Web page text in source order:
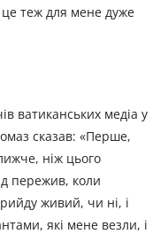
це теж для мене дуже
ватиканських медіа у
сказав: «Перше,
ніж цього
пережив, коли
живий, чи ні, і
які мене везли, і